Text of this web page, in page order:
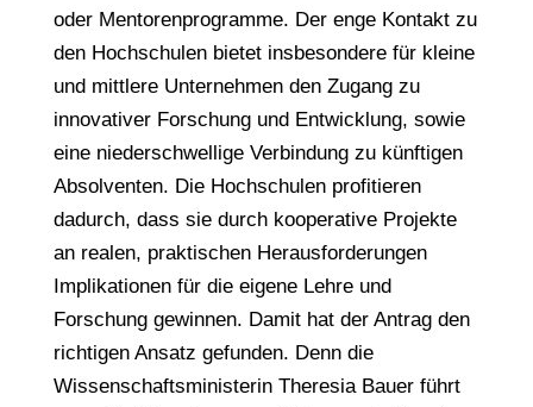
oder Mentorenprogramme. Der enge Kontakt zu
den Hochschulen bietet insbesondere für kleine
und mittlere Unternehmen den Zugang zu
innovativer Forschung und Entwicklung, sowie
eine niederschwellige Verbindung zu künftigen
Absolventen. Die Hochschulen profitieren
dadurch, dass sie durch kooperative Projekte
an realen, praktischen Herausforderungen
Implikationen für die eigene Lehre und
Forschung gewinnen. Damit hat der Antrag den
richtigen Ansatz gefunden. Denn die
Wissenschaftsministerin Theresia Bauer führt